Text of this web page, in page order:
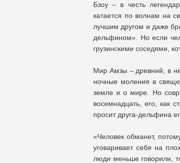
Бзоу – в честь
катается по волнам на
лучшим другом и даже
дельфином». Но если
грузинскими соседями,
Мир Амзы – древний, в
ночные моления в
земле и о мире. Но
восемнадцать, его, как
просит друга-дельфина
«Человек обманет,
уговаривает себя на
люди меньше говорили,